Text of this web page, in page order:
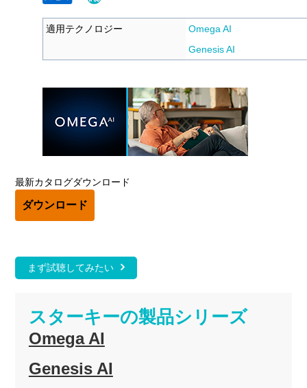
適用テクノロジー
Omega AI
Genesis AI
最新カタログダウンロード
ダウンロード
まず試聴してみたい
スターキーの製品シリーズ
Omega AI
Genesis AI